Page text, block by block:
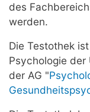
des
werden.
Die Testothek
Psychologie
der AG "